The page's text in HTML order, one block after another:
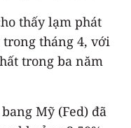
thấy lạm phát
tháng 4, với
trong ba năm
Mỹ (Fed) đã